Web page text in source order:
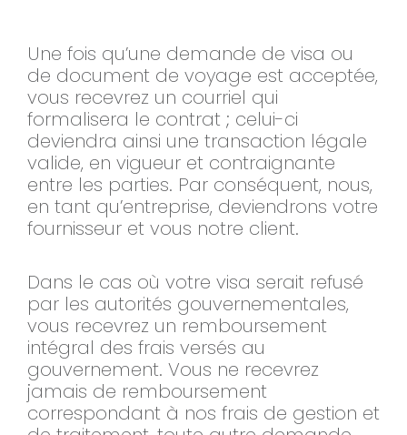
Une fois qu’une demande de visa ou
de document de voyage est acceptée,
vous recevrez un courriel qui
formalisera le contrat ; celui-ci
deviendra ainsi une transaction légale
valide, en vigueur et contraignante
entre les parties. Par conséquent, nous,
en tant qu’entreprise, deviendrons votre
fournisseur et vous notre client.
Dans le cas où votre visa serait refusé
par les autorités gouvernementales,
vous recevrez un remboursement
intégral des frais versés au
gouvernement. Vous ne recevrez
jamais de remboursement
correspondant à nos frais de gestion et